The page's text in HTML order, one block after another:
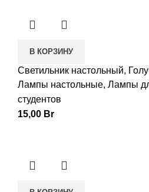
В КОРЗИНУ
Светильник настольный,
Лампы настольные, Лампы
студентов
15,00 Br